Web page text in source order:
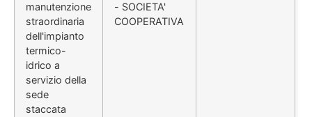
manutenzione
straordinaria
dell'impianto
termico-
idrico a
servizio della
sede
staccata
- SOCIETA'
COOPERATIVA